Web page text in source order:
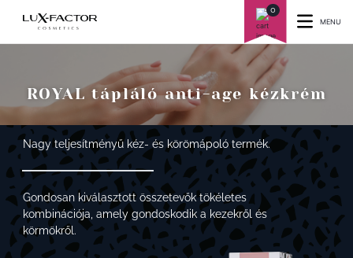
0
MENU
ROYAL tápláló anti-age kézkrém
Nagy teljesítményű kéz- és körömápoló termék.
Gondosan kiválasztott összetevők tökéletes
kombinációja, amely gondoskodik a kezekről és
körmökről.